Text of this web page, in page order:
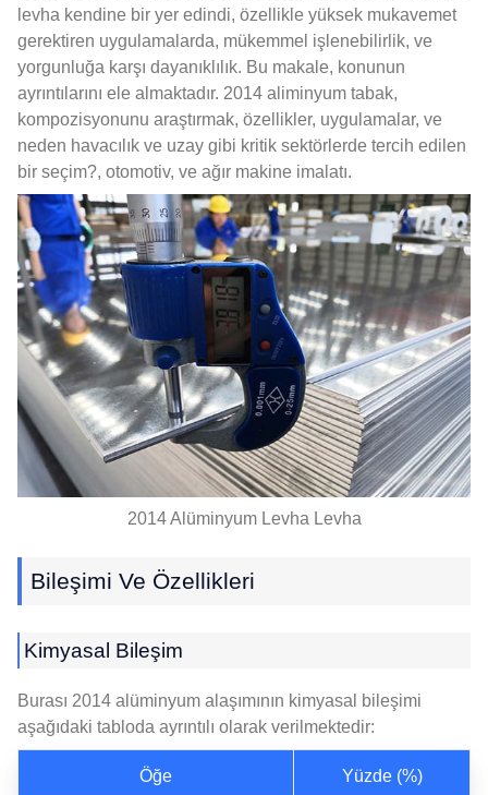
levha kendine bir yer edindi, özellikle yüksek mukavemet
gerektiren uygulamalarda, mükemmel işlenebilirlik, ve
yorgunluğa karşı dayanıklılık. Bu makale, konunun
ayrıntılarını ele almaktadır. 2014 aliminyum tabak,
kompozisyonunu araştırmak, özellikler, uygulamalar, ve
neden havacılık ve uzay gibi kritik sektörlerde tercih edilen
bir seçim?, otomotiv, ve ağır makine imalatı.
2014 Alüminyum Levha Levha
Bileşimi Ve Özellikleri
Kimyasal Bileşim
Burası 2014 alüminyum alaşımının kimyasal bileşimi
aşağıdaki tabloda ayrıntılı olarak verilmektedir:
Öğe Yüzde (%)